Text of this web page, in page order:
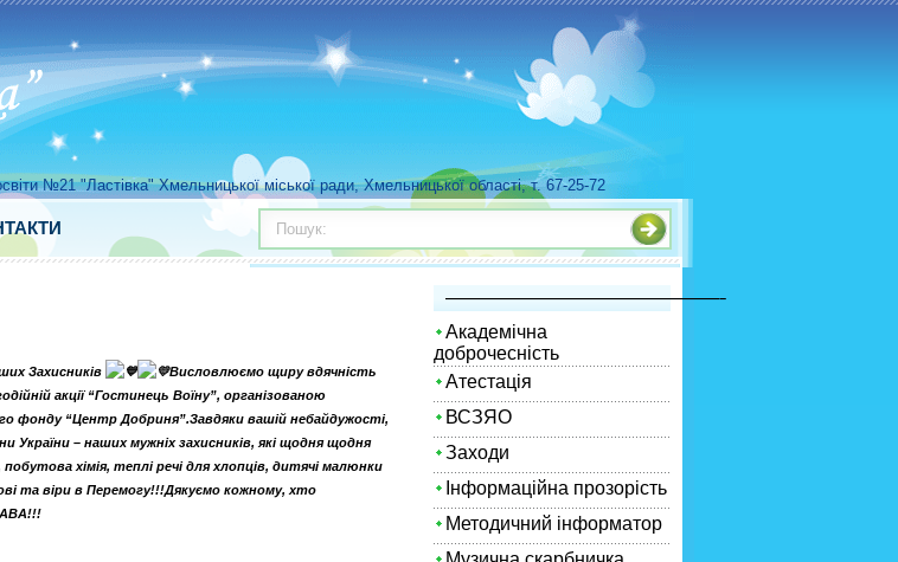
№21 "Ластівка" Хмельницької міської ради, Хмельницької області, т. 67-25-72
Пошук:
Захисників
Висловлюємо щиру вдячність
акції “Гостинець Воїну”, організованою
фонду “Центр Добриня”.Завдяки вашій небайдужості,
– наших мужніх захисників, які щодня щодня
хімія, теплі речі для хлопців, дитячі малюнки
та віри в Перемогу!!!Дякуємо кожному, хто
—————————————————————–
Академічна
доброчесність
Атестація
ВСЗЯО
Заходи
Інформаційна прозорість
Методичний інформатор